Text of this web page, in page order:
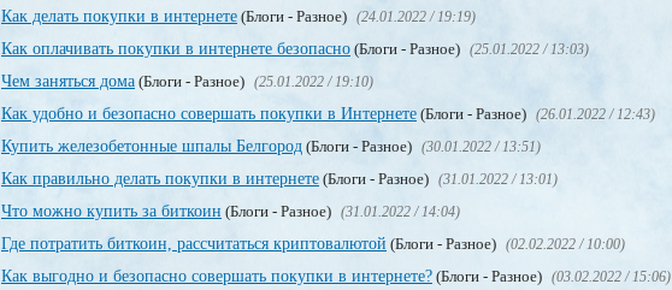
Как делать покупки в интернете (Блоги - Разное) (24.01.2022 / 19:19)
Как оплачивать покупки в интернете безопасно (Блоги - Разное) (25.01.2022 / 13:03)
Чем заняться дома (Блоги - Разное) (25.01.2022 / 19:10)
Как удобно и безопасно совершать покупки в Интернете (Блоги - Разное) (26.01.2022 / 12:43)
Купить железобетонные шпалы Белгород (Блоги - Разное) (30.01.2022 / 13:51)
Как правильно делать покупки в интернете (Блоги - Разное) (31.01.2022 / 13:01)
Что можно купить за биткоин (Блоги - Разное) (31.01.2022 / 14:04)
Где потратить биткоин, рассчитаться криптовалютой (Блоги - Разное) (02.02.2022 / 10:00)
Как выгодно и безопасно совершать покупки в интернете? (Блоги - Разное) (03.02.2022 / 15:06)